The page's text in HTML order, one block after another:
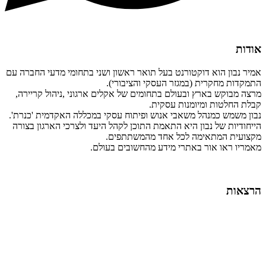
אודות
אמיר נבון הוא דוקטורנט בעל תואר ראשון ושני בתחומי מדעי החברה עם
התמקדות מחקרית (במגזר העסקי והציבורי).
מרצה מבוקש בארץ ובעולם בתחומים של אקלים ארגוני ,ניהול קריירה,
קבלת החלטות ומיומנות עסקית.
נבון משמש כמנהל משאבי אנוש ופיתוח עסקי במכללה האקדמית 'כנרת'.
הייחודיות של נבון היא התאמת התוכן לקהל היעד ולצרכי הארגון בצורה
מקצועית המתאימה לכל אחד מהמשתתפים.
מאמריו ראו אור באתרי מידע מהחשובים בעולם.
הרצאות